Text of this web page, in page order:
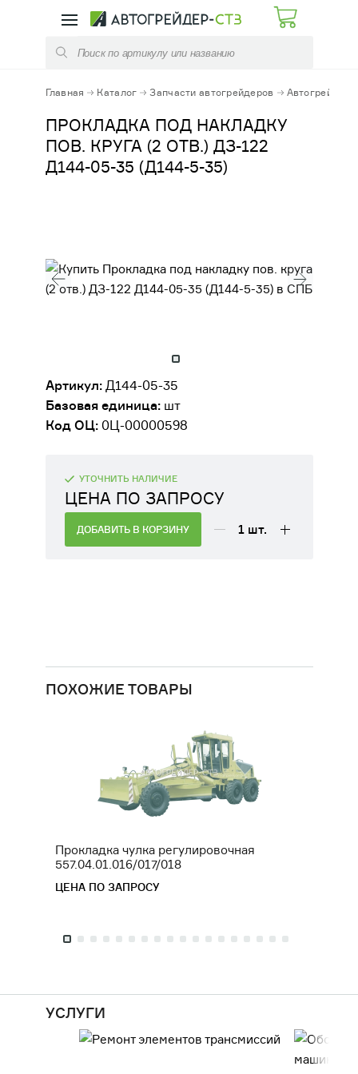
КАТАЛОГ
ЗАПЧАСТИ ПОГРУЗЧИКОВ
ЗАПЧАСТИ КОММУНАЛЬНЫХ МАШИН
ГИДРАВЛИКА
ОБОРУДОВАНИЕ ДЛЯ КАБИН
МАШИНИСТОВ
СЕЛЬСКОХОЗЯЙСТВЕННОЕ
УСЛУГИ
РЕМОНТ ЭЛЕМЕНТОВ ТРАНСМИССИЙ
ОБСЛУЖИВАНИЕ СТРОИТЕЛЬНЫХ
МАШИН
ДИАГНОСТИКА / РЕМОНТ /ЗАПРАВКА
АЗОТОМ ПГА
Главная Каталог Запчасти автогрейдеров
ПРОКЛАДКА ПОД НАКЛАДКУ
ПОВ. КРУГА (2 ОТВ.) ДЗ-122
Д144-05-35 (Д144-5-35)
Артикул:Д144-05-35
Базовая единица:шт
Код ОЦ:0Ц-00000598
УТОЧНИТЬ НАЛИЧИЕ
ЦЕНА ПО ЗАПРОСУ
ДОБАВИТЬ В КОРЗИНУ 1 шт.
ПОХОЖИЕ ТОВАРЫ
Прокладка чулка регулировочная
557.04.01.016/017/018
ЦЕНА ПО ЗАПРОСУ
УСЛУГИ